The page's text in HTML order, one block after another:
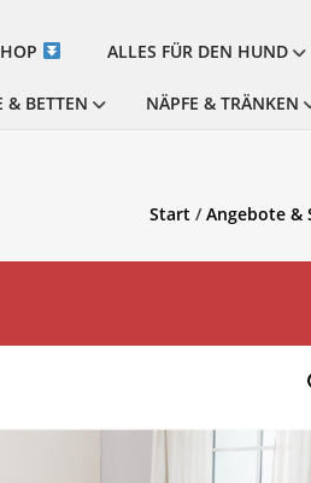
ALLES FÜR DEN HUND
& BETTEN NÄPFE & TRÄNKEN
Start /Angebote &